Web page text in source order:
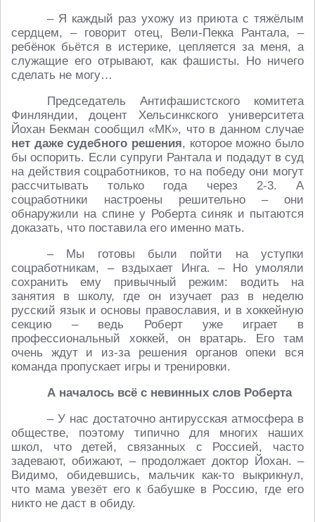
– Я каждый раз ухожу из приюта с тяжёлым
сердцем, – говорит отец, Вели-Пекка Рантала, –
ребёнок бьётся в истерике, цепляется за меня, а
служащие его отрывают, как фашисты. Но ничего
сделать не могу…
Председатель Антифашистского комитета
Финляндии, доцент Хельсинкского университета
Йохан Бекман сообщил «МК», что в данном случае
нет даже судебного решения, которое можно было
бы оспорить. Если супруги Рантала и подадут в суд
на действия соцработников, то на победу они могут
рассчитывать только года через 2-3. А
соцработники настроены решительно – они
обнаружили на спине у Роберта синяк и пытаются
доказать, что поставила его именно мать.
– Мы готовы были пойти на уступки
соцработникам, – вздыхает Инга. – Но умоляли
сохранить ему привычный режим: водить на
занятия в школу, где он изучает раз в неделю
русский язык и основы православия, и в хоккейную
секцию – ведь Роберт уже играет в
профессиональный хоккей, он вратарь. Его там
очень ждут и из-за решения органов опеки вся
команда пропускает игры и тренировки.
А началось всё с невинных слов Роберта
– У нас достаточно антирусская атмосфера в
обществе, поэтому типично для многих наших
школ, что детей, связанных с Россией, часто
задевают, обижают, – продолжает доктор Йохан. –
Видимо, обидевшись, мальчик как-то выкрикнул,
что мама увезёт его к бабушке в Россию, где его
никто не даст в обиду.